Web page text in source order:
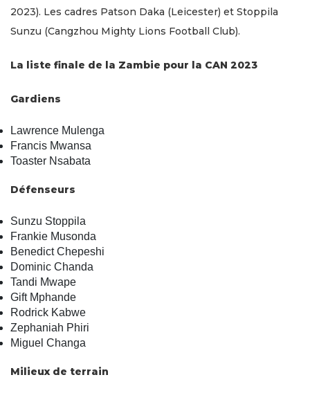
2023). Les cadres Patson Daka (Leicester) et Stoppila
Sunzu (Cangzhou Mighty Lions Football Club).
La liste finale de la Zambie pour la CAN 2023
Gardiens
Lawrence Mulenga
Francis Mwansa
Toaster Nsabata
Défenseurs
Sunzu Stoppila
Frankie Musonda
Benedict Chepeshi
Dominic Chanda
Tandi Mwape
Gift Mphande
Rodrick Kabwe
Zephaniah Phiri
Miguel Changa
Milieux de terrain